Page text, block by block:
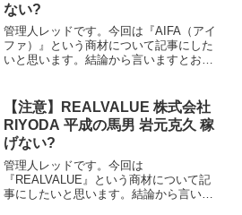
ない?
管理人レッドです。今回は『AIFA（アイ
ファ）』という商材について記事にした
いと思います。結論から言いますとお奨
取引法に基づく表示販売業者Elegance合
同会社運営責...
【注意】REALVALUE 株式会社
RIYODA 平成の馬男 岩元克久 稼
げない?
管理人レッドです。今回は
『REALVALUE』という商材について記
事にしたいと思います。結論から言いま